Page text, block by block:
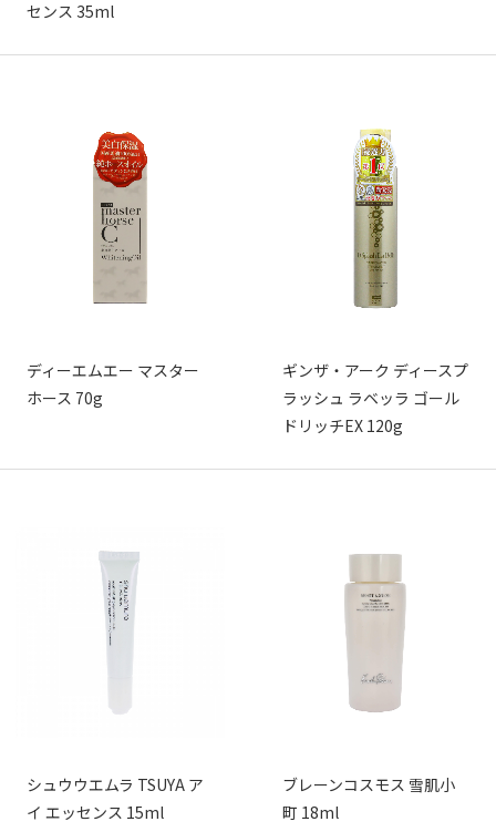
センス 35ml
ディーエムエー マスター
ホース 70g
ギンザ・アーク ディースプ
ラッシュ ラベッラ ゴール
ドリッチEX 120g
シュウウエムラ TSUYA ア
イ エッセンス 15ml
ブレーンコスモス 雪肌小
町 18ml